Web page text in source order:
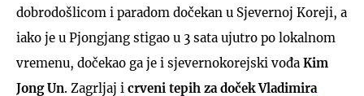
dobrodošlicom i paradom dočekan u Sjevernoj Koreji, a
iako je u Pjongjang stigao u 3 sata ujutro po lokalnom
vremenu, dočekao ga je i sjevernokorejski vođa Kim
Jong Un. Zagrljaj i crveni tepih za doček Vladimira